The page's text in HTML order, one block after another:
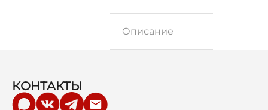
Описание
КОНТАКТЫ